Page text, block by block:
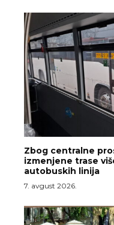
Zbog centralne
izmenjene trase
autobuskih linija
7. avgust 2026.